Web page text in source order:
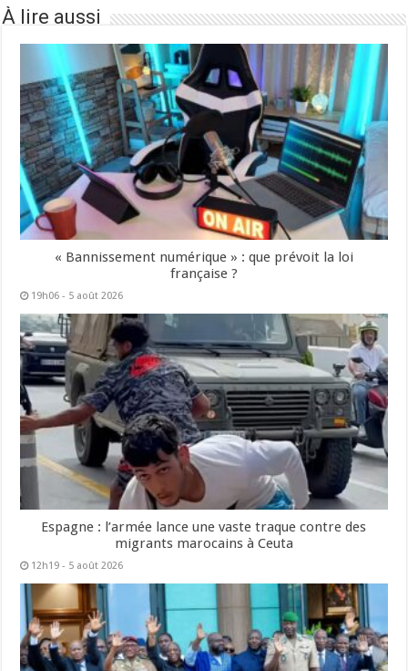
À lire aussi
« Bannissement numérique » : que prévoit la loi
française ?
19h06 - 5 août 2026
Espagne : l’armée lance une vaste traque contre des
migrants marocains à Ceuta
12h19 - 5 août 2026